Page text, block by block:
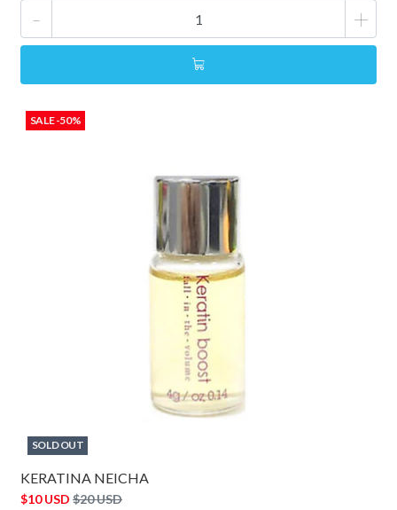
- +
SALE -50%
SOLD OUT
KERATINA NEICHA
$10 USD $20 USD